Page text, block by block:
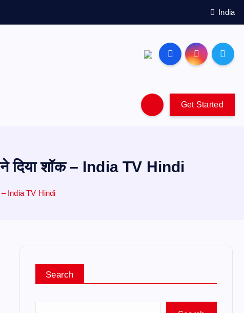
India
Get Started
ने दिया शॉक – India TV Hindi
– India TV Hindi
Search